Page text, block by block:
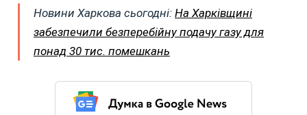
Новини Харкова сьогодні: На Харківщині
забезпечили безперебійну подачу газу для
понад 30 тис. помешкань